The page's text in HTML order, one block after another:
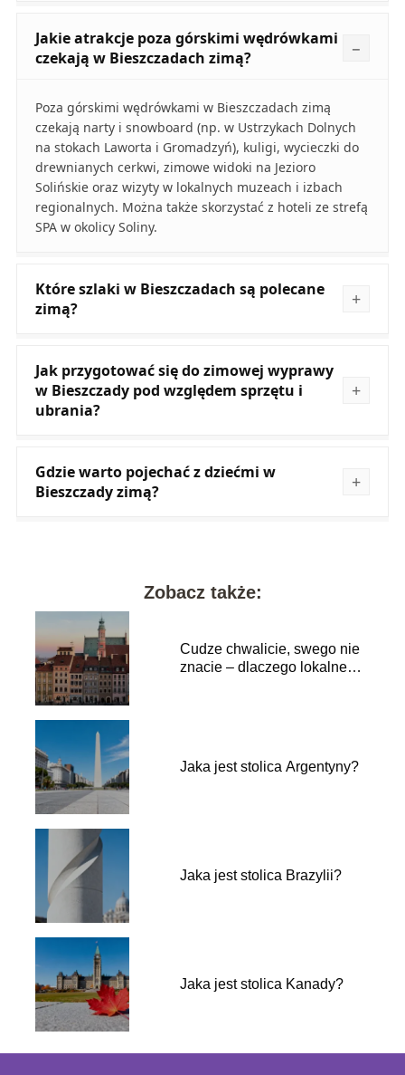
Jakie atrakcje poza górskimi wędrówkami
czekają w Bieszczadach zimą?
Poza górskimi wędrówkami w Bieszczadach zimą
czekają narty i snowboard (np. w Ustrzykach Dolnych
na stokach Laworta i Gromadzyń), kuligi, wycieczki do
drewnianych cerkwi, zimowe widoki na Jezioro
Solińskie oraz wizyty w lokalnych muzeach i izbach
regionalnych. Można także skorzystać z hoteli ze strefą
SPA w okolicy Soliny.
Które szlaki w Bieszczadach są polecane
zimą?
Jak przygotować się do zimowej wyprawy
w Bieszczady pod względem sprzętu i
ubrania?
Gdzie warto pojechać z dziećmi w
Bieszczady zimą?
Zobacz także:
Cudze chwalicie, swego nie
znacie – dlaczego lokalne
Jaka jest stolica Argentyny?
Jaka jest stolica Brazylii?
Jaka jest stolica Kanady?